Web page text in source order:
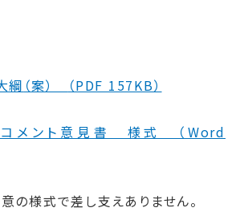
綱 （案） （PDF 157KB）
コメント意見書 様式 （Word
の様式で差し支えありません。